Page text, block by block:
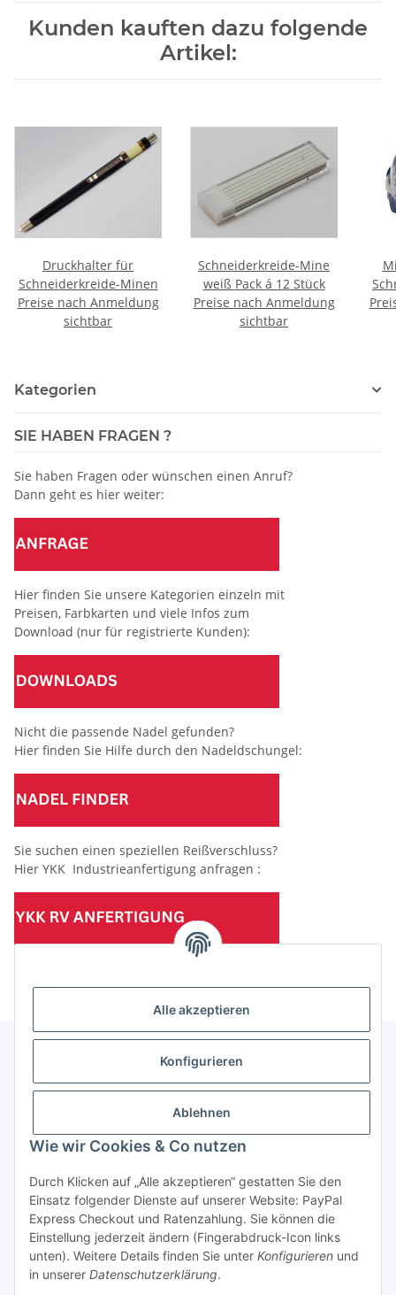
Alle akzeptieren
Konfigurieren
Ablehnen
Wie wir Cookies & Co nutzen
Durch Klicken auf „Alle akzeptieren“ gestatten Sie den
Einsatz folgender Dienste auf unserer Website: PayPal
Express Checkout und Ratenzahlung. Sie können die
Einstellung jederzeit ändern (Fingerabdruck-Icon links
unten). Weitere Details finden Sie unter Konfigurieren und
in unserer Datenschutzerklärung.
Kunden kauften dazu folgende
Artikel:
Druckhalter für
Schneiderkreide-Minen
Preise nach Anmeldung
sichtbar
Schneiderkreide-Mine
weiß Pack á 12 Stück
Preise nach Anmeldung
sichtbar
Kategorien
SIE HABEN FRAGEN ?
Sie haben Fragen oder wünschen einen Anruf?
Dann geht es hier weiter:
Hier finden Sie unsere Kategorien einzeln mit
Preisen, Farbkarten und viele Infos zum
Download (nur für registrierte Kunden):
Nicht die passende Nadel gefunden?
Hier finden Sie Hilfe durch den Nadeldschungel:
Sie suchen einen speziellen Reißverschluss?
Hier YKK Industrieanfertigung anfragen :
(Mindesttabnahmemenge 10 Stück je Länge und Farbe)
Informationen
Gesetzliche Informationen
Vertrag widerrufen